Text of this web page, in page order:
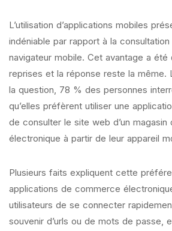
L’utilisation d’applications mobiles
indéniable par rapport à la
navigateur mobile. Cet avantage a été
reprises et la réponse reste la même.
la question, 78 % des personnes
qu’elles préfèrent utiliser une
de consulter le site web d’un
électronique à partir de leur appareil
Plusieurs faits expliquent cette
applications de commerce
utilisateurs de se connecter
souvenir d’urls ou de mots de passe,